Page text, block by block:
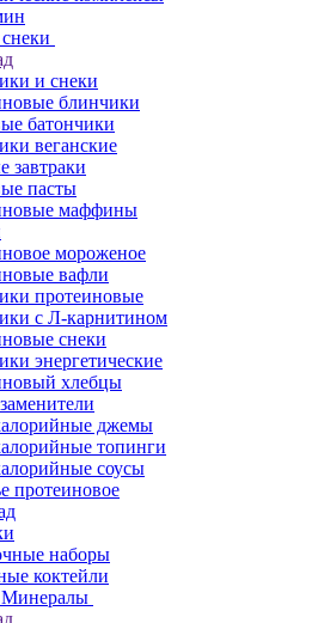
и снеки
блинчики
батончики
веганские
завтраки
пасты
маффины
мороженое
вафли
протеиновые
с Л-карнитином
снеки
энергетические
хлебцы
джемы
топинги
соусы
протеиновое
наборы
коктейли